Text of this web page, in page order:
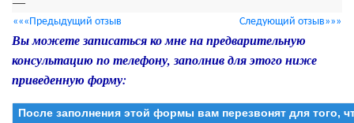
«««Предыдущий отзыв Следующий отзыв»»»
Вы можете записаться ко мне на предварительную
консультацию по телефону, заполнив для этого ниже
приведенную форму:
После заполнения этой формы вам перезвонят для того,